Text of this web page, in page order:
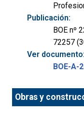
Publicación:
BOE nº
72257
Ver documento:
BOE-A-
Obras y